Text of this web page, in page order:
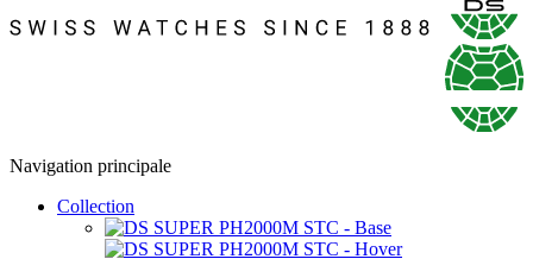
Navigation principale
Collection